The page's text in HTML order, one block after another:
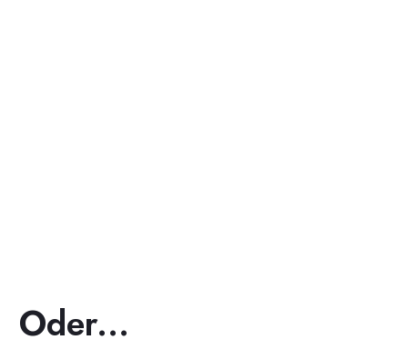
Oder...